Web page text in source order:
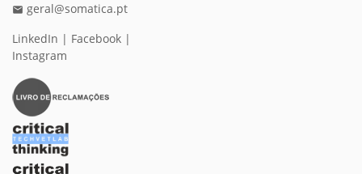
email geral@somatica.pt
LinkedIn | Facebook |
Instagram